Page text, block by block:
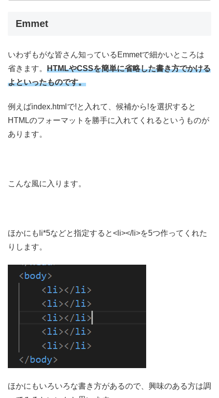
Emmet
いわずもがな皆さん知っているEmmetで細かいところは
省きます。 HTMLやCSSを簡単に省略した書き方でかける
よといったものです。
例えばindex.htmlで!と入れて、候補から!を選択すると
HTMLのフォーマットを勝手に入れてくれるというものが
あります。
こんな風に入ります。
ほかにもli*5などと指定すると<li></li>を5つ作ってくれた
りします。
ほかにもいろいろな書き方があるので、興味のある方は調